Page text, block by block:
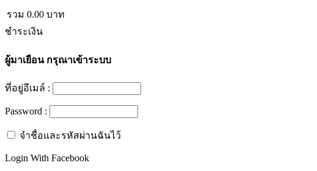
รวม 0.00 บาท
ชำระเงิน
ผู้มาเยือนกรุณาเข้าระบบ
ที่อยู่อีเมล์ :
Password :
จำชื่อและรหัสผ่านฉันไว้
Login With Facebook